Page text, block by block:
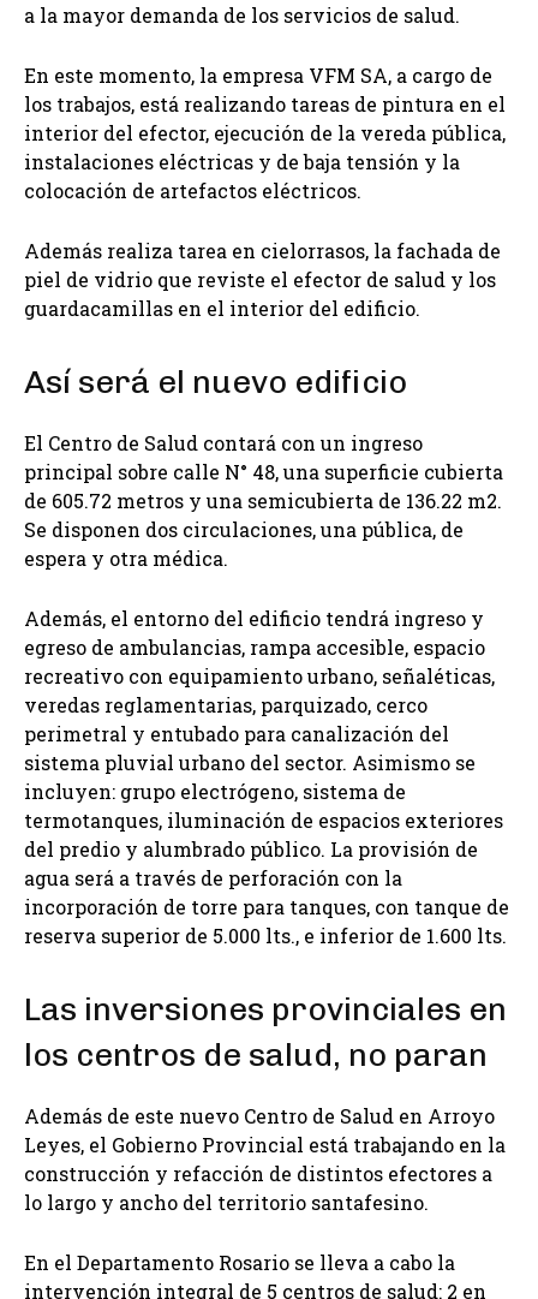
a la mayor demanda de los servicios de salud.
En este momento, la empresa VFM SA, a cargo de
los trabajos, está realizando tareas de pintura en el
interior del efector, ejecución de la vereda pública,
instalaciones eléctricas y de baja tensión y la
colocación de artefactos eléctricos.
Además realiza tarea en cielorrasos, la fachada de
piel de vidrio que reviste el efector de salud y los
guardacamillas en el interior del edificio.
Así será el nuevo edificio
El Centro de Salud contará con un ingreso
principal sobre calle N° 48, una superficie cubierta
de 605.72 metros y una semicubierta de 136.22 m2.
Se disponen dos circulaciones, una pública, de
espera y otra médica.
Además, el entorno del edificio tendrá ingreso y
egreso de ambulancias, rampa accesible, espacio
recreativo con equipamiento urbano, señaléticas,
veredas reglamentarias, parquizado, cerco
perimetral y entubado para canalización del
sistema pluvial urbano del sector. Asimismo se
incluyen: grupo electrógeno, sistema de
termotanques, iluminación de espacios exteriores
del predio y alumbrado público. La provisión de
agua será a través de perforación con la
incorporación de torre para tanques, con tanque de
reserva superior de 5.000 lts., e inferior de 1.600 lts.
Las inversiones provinciales en
los centros de salud, no paran
Además de este nuevo Centro de Salud en Arroyo
Leyes, el Gobierno Provincial está trabajando en la
construcción y refacción de distintos efectores a
lo largo y ancho del territorio santafesino.
En el Departamento Rosario se lleva a cabo la
intervención integral de 5 centros de salud: 2 en